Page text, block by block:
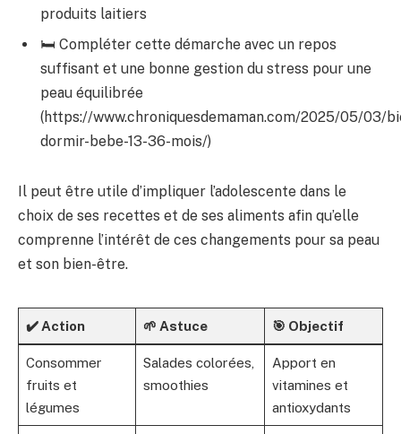
produits laitiers
🛏️ Compléter cette démarche avec un repos
suffisant et une bonne gestion du stress pour une
peau équilibrée
(https://www.chroniquesdemaman.com/2025/05/03/
dormir-bebe-13-36-mois/)
Il peut être utile d’impliquer l’adolescente dans le
choix de ses recettes et de ses aliments afin qu’elle
comprenne l’intérêt de ces changements pour sa peau
et son bien-être.
✔️ Action 🌱 Astuce 🎯 Objectif
Consommer
fruits et
légumes
Salades colorées,
smoothies
Apport en
vitamines et
antioxydants